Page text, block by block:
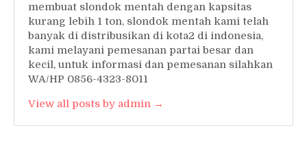
membuat slondok mentah dengan kapsitas
kurang lebih 1 ton, slondok mentah kami telah
banyak di distribusikan di kota2 di indonesia,
kami melayani pemesanan partai besar dan
kecil, untuk informasi dan pemesanan silahkan
WA/HP 0856-4323-8011
View all posts by admin →